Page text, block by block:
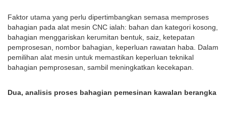
Faktor utama yang perlu dipertimbangkan semasa memproses
bahagian pada alat mesin CNC ialah: bahan dan kategori kosong,
bahagian menggariskan kerumitan bentuk, saiz, ketepatan
pemprosesan, nombor bahagian, keperluan rawatan haba. Dalam
pemilihan alat mesin untuk memastikan keperluan teknikal
bahagian pemprosesan, sambil meningkatkan kecekapan.
Dua, analisis proses bahagian pemesinan kawalan berangka